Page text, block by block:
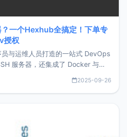
一个Hexhub全搞定！下单专
授权
与运维人员打造的一站式 DevOps
服务器，还集成了 Docker 与常
即可同时搞定运维与数据库操
2025-09-26